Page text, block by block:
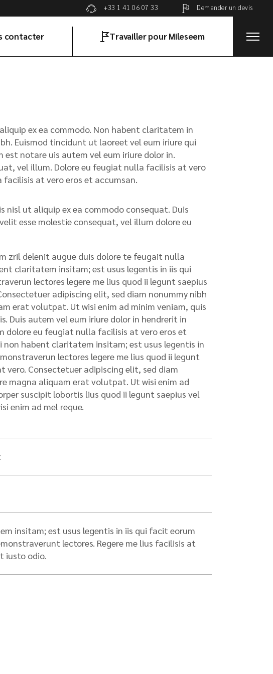
+33 1 41 06 07 33 Demander un devis
contacter Travailler pour Mileseem
ex ea commodo. Non habent claritatem in
Euismod tincidunt ut laoreet vel eum iriure qui
notare uis autem vel eum iriure dolor in.
vel illum. Dolore eu feugiat nulla facilisis at vero
at vero eros et accumsan.
ut aliquip ex ea commodo consequat. Duis
esse molestie consequat, vel illum dolore eu
zril delenit augue duis dolore te feugait nulla
claritatem insitam; est usus legentis in iis qui
lectores legere me lius quod ii legunt saepius
adipiscing elit, sed diam nonummy nibh
erat volutpat. Ut wisi enim ad minim veniam, quis
Duis autem vel eum iriure dolor in hendrerit in
eu feugiat nulla facilisis at vero eros et
habent claritatem insitam; est usus legentis in
lectores legere me lius quod ii legunt
Consectetuer adipiscing elit, sed diam
magna aliquam erat volutpat. Ut wisi enim ad
suscipit lobortis lius quod ii legunt saepius vel
enim ad mel reque.
insitam; est usus legentis in iis qui facit eorum
lectores. Regere me lius facilisis at
iusto odio.